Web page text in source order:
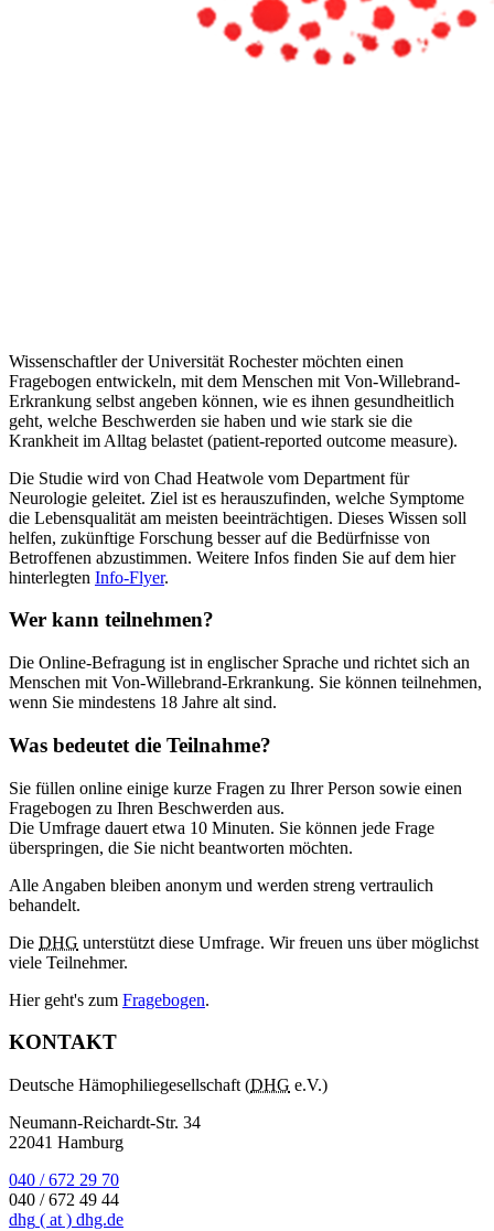
Wissenschaftler der Universität Rochester möchten einen
Fragebogen entwickeln, mit dem Menschen mit Von-Willebrand-
Erkrankung selbst angeben können, wie es ihnen gesundheitlich
geht, welche Beschwerden sie haben und wie stark sie die
Krankheit im Alltag belastet (patient-reported outcome measure).
Die Studie wird von Chad Heatwole vom Department für
Neurologie geleitet. Ziel ist es herauszufinden, welche Symptome
die Lebensqualität am meisten beeinträchtigen. Dieses Wissen soll
helfen, zukünftige Forschung besser auf die Bedürfnisse von
Betroffenen abzustimmen. Weitere Infos finden Sie auf dem hier
hinterlegten Info-Flyer.
Wer kann teilnehmen?
Die Online-Befragung ist in englischer Sprache und richtet sich an
Menschen mit Von-Willebrand-Erkrankung. Sie können teilnehmen,
wenn Sie mindestens 18 Jahre alt sind.
Was bedeutet die Teilnahme?
Sie füllen online einige kurze Fragen zu Ihrer Person sowie einen
Fragebogen zu Ihren Beschwerden aus.
Die Umfrage dauert etwa 10 Minuten. Sie können jede Frage
überspringen, die Sie nicht beantworten möchten.
Alle Angaben bleiben anonym und werden streng vertraulich
behandelt.
Die DHG unterstützt diese Umfrage. Wir freuen uns über möglichst
viele Teilnehmer.
Hier geht's zum Fragebogen.
KONTAKT
Deutsche Hämophiliegesellschaft (DHG e.V.)
Neumann-Reichardt-Str. 34
22041 Hamburg
040 / 672 29 70
040 / 672 49 44
dhg ( at ) dhg.de